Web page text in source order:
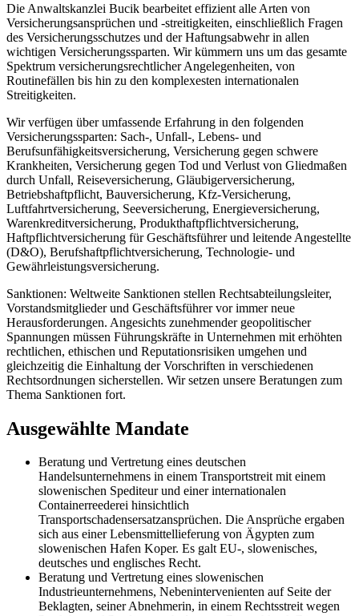
Die Anwaltskanzlei Bucik bearbeitet effizient alle Arten von
Versicherungsansprüchen und -streitigkeiten, einschließlich Fragen
des Versicherungsschutzes und der Haftungsabwehr in allen
wichtigen Versicherungssparten. Wir kümmern uns um das gesamte
Spektrum versicherungsrechtlicher Angelegenheiten, von
Routinefällen bis hin zu den komplexesten internationalen
Streitigkeiten.
Wir verfügen über umfassende Erfahrung in den folgenden
Versicherungssparten: Sach-, Unfall-, Lebens- und
Berufsunfähigkeitsversicherung, Versicherung gegen schwere
Krankheiten, Versicherung gegen Tod und Verlust von Gliedmaßen
durch Unfall, Reiseversicherung, Gläubigerversicherung,
Betriebshaftpflicht, Bauversicherung, Kfz-Versicherung,
Luftfahrtversicherung, Seeversicherung, Energieversicherung,
Warenkreditversicherung, Produkthaftpflichtversicherung,
Haftpflichtversicherung für Geschäftsführer und leitende Angestellte
(D&O), Berufshaftpflichtversicherung, Technologie- und
Gewährleistungsversicherung.
Sanktionen: Weltweite Sanktionen stellen Rechtsabteilungsleiter,
Vorstandsmitglieder und Geschäftsführer vor immer neue
Herausforderungen. Angesichts zunehmender geopolitischer
Spannungen müssen Führungskräfte in Unternehmen mit erhöhten
rechtlichen, ethischen und Reputationsrisiken umgehen und
gleichzeitig die Einhaltung der Vorschriften in verschiedenen
Rechtsordnungen sicherstellen. Wir setzen unsere Beratungen zum
Thema Sanktionen fort.
Ausgewählte Mandate
Beratung und Vertretung eines deutschen
Handelsunternehmens in einem Transportstreit mit einem
slowenischen Spediteur und einer internationalen
Containerreederei hinsichtlich
Transportschadensersatzansprüchen. Die Ansprüche ergaben
sich aus einer Lebensmittellieferung von Ägypten zum
slowenischen Hafen Koper. Es galt EU-, slowenisches,
deutsches und englisches Recht.
Beratung und Vertretung eines slowenischen
Industrieunternehmens, Nebenintervenienten auf Seite der
Beklagten, seiner Abnehmerin, in einem Rechtsstreit wegen